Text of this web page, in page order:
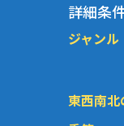
詳細条
ジャンル
東西南北